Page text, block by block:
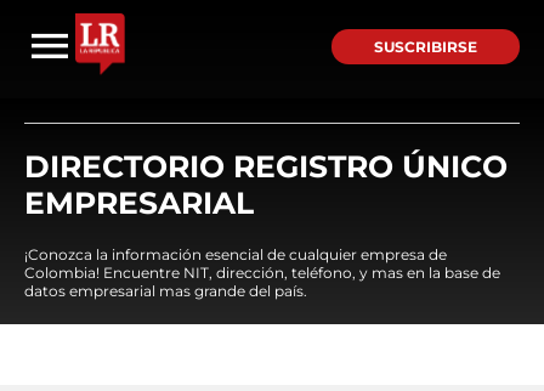
SUSCRIBIRSE
DIRECTORIO REGISTRO ÚNICO
EMPRESARIAL
¡Conozca la información esencial de cualquier empresa de
Colombia! Encuentre NIT, dirección, teléfono, y mas en la base de
datos empresarial mas grande del país.